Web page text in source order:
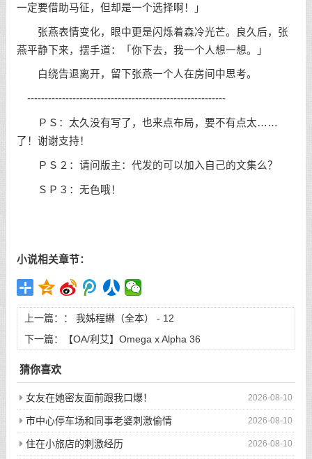
一定要借助马征，但却是一个选择啊！」
张燕表情变化，眼中更是闪烁着森冷光芒。良久后，张
燕平静下来，摆手道：「你下去，我一个人想一想。」
白绕告退离开，留下张燕一个人在房间中思考。
---------------------------------------------------------
ＰＳ：太久没有写了，也来点布局，要不有点太……
了！谢谢支持！
ＰＳ２：请问版主：代发的可以加入自己的文集么？
ＳＰ３：无色哦！
小说相关章节：
上一篇：： 我姊程綝（全本） - 12
下一篇：
【OA/利艾】Omega x Alpha 36
猜你喜欢
2026-08-10
女友在她密友面前跟我口爆！
2026-08-10
市中心停车场和同事老婆刺激偷情
2026-08-10
住在小旅店的刺激经历